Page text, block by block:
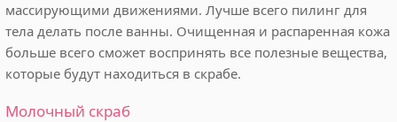
массирующими движениями. Лучше всего пилинг для
тела делать после ванны. Очищенная и распаренная кожа
больше всего сможет воспринять все полезные вещества,
которые будут находиться в скрабе.
Молочный скраб